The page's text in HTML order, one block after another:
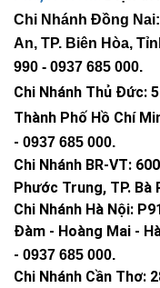
Chi Nhánh Đồng
An, TP. Biên Hòa,
990 - 0937 685 000.
Chi Nhánh Thủ Đức:
Thành Phố Hồ Chí
- 0937 685 000.
Chi Nhánh BR-VT:
Phước Trung, TP. Bà
Chi Nhánh Hà Nội:
Đàm - Hoàng Mai -
- 0937 685 000.
Chi Nhánh Cần Thơ: